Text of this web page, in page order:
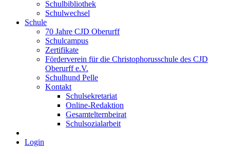
Schulbibliothek
Schulwechsel
Schule
70 Jahre CJD Oberurff
Schulcampus
Zertifikate
Förderverein für die Christophorusschule des CJD
Oberurff e.V.
Schulhund Pelle
Kontakt
Schulsekretariat
Online-Redaktion
Gesamtelternbeirat
Schulsozialarbeit
Login